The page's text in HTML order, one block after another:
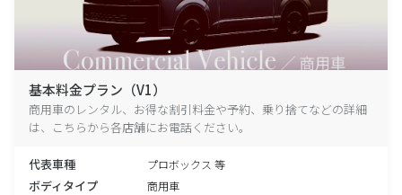
基本料金プラン（V1）
商用車のレンタル、お得な割引料金や予約、乗り捨てなどの詳細
は、こちらから各店舗にお電話ください。
代表車種 プロボックス 等
ボディタイプ 商用車